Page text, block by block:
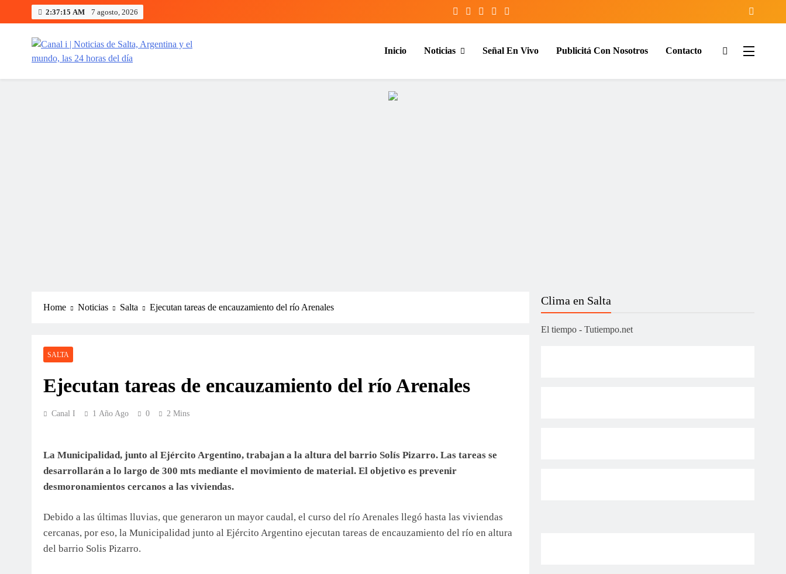
2:37:16 AM 7 agosto, 2026
Canal i | Noticias de Salta, Argentina y el mundo, las 24 horas del día
Inicio Noticias Señal En Vivo Publicitá Con Nosotros Contacto
Home Noticias Salta Ejecutan tareas de encauzamiento del río Arenales
SALTA
Ejecutan tareas de encauzamiento del río Arenales
Canal I 1 Año Ago 0 2 Mins
La Municipalidad, junto al Ejército Argentino, trabajan a la altura del barrio Solís Pizarro. Las tareas se
desarrollarán a lo largo de 300 mts mediante el movimiento de material. El objetivo es prevenir
desmoronamientos cercanos a las viviendas.
Debido a las últimas lluvias, que generaron un mayor caudal, el curso del río Arenales llegó hasta las viviendas
cercanas, por eso, la Municipalidad junto al Ejército Argentino ejecutan tareas de encauzamiento del río en altura
del barrio Solis Pizarro.
Clima en Salta
El tiempo - Tutiempo.net